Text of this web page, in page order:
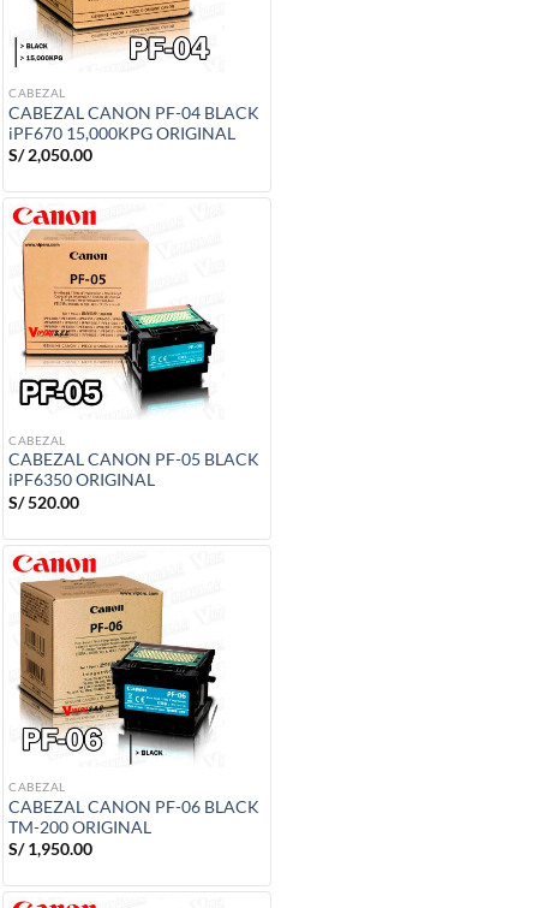
CABEZAL
CABEZAL CANON PF-04 BLACK
iPF670 15,000KPG ORIGINAL
S/2,050.00
CABEZAL
CABEZAL CANON PF-05 BLACK
iPF6350 ORIGINAL
S/520.00
CABEZAL
CABEZAL CANON PF-06 BLACK
TM-200 ORIGINAL
S/1,950.00